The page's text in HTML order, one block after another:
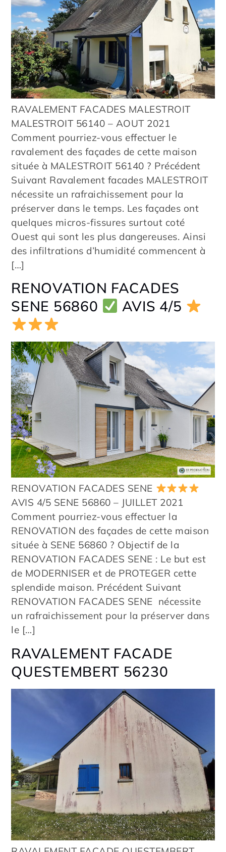
RAVALEMENT FACADES MALESTROIT
MALESTROIT 56140 – AOUT 2021
Comment pourriez-vous effectuer le
ravalement des façades de cette maison
située à MALESTROIT 56140 ? Précédent
Suivant Ravalement facades MALESTROIT
nécessite un rafraichissement pour la
préserver dans le temps. Les façades ont
quelques micros-fissures surtout coté
Ouest qui sont les plus dangereuses. Ainsi
des infiltrations d’humidité commencent à
[…]
RENOVATION FACADES
SENE 56860
AVIS 4/5
RENOVATION FACADES SENE
AVIS 4/5 SENE 56860 – JUILLET 2021
Comment pourriez-vous effectuer la
RENOVATION des façades de cette maison
située à SENE 56860 ? Objectif de la
RENOVATION FACADES SENE : Le but est
de MODERNISER et de PROTEGER cette
splendide maison. Précédent Suivant
RENOVATION FACADES SENE nécessite
un rafraichissement pour la préserver dans
le […]
RAVALEMENT FACADE
QUESTEMBERT 56230